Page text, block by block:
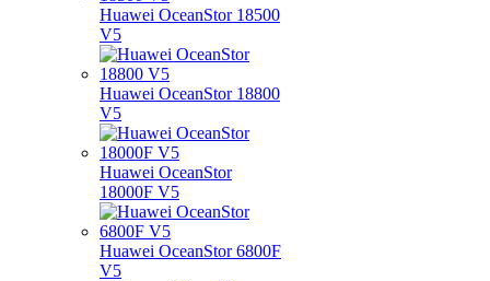
Huawei OceanStor 18500
V5
Huawei OceanStor 18800
V5
Huawei OceanStor
18000F V5
Huawei OceanStor 6800F
V5